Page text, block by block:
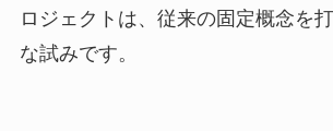
ロジェクトは、従来の固定概念を
な試みです。